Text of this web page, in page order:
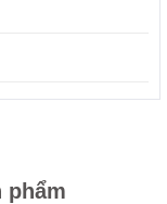
phẩm